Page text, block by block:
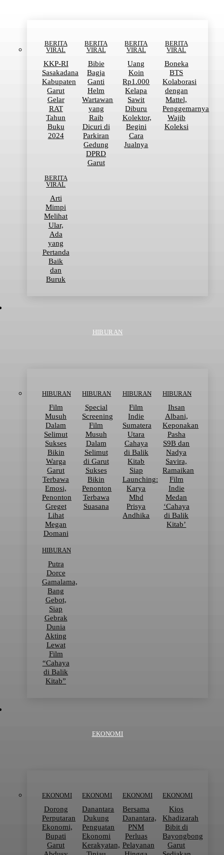
BERITA
VIRAL
KKP-RI
Sasakadana
Kabupaten
Garut
Gelar
RAT
Tahun
Buku
2024
BERITA
VIRAL
Bibie
Bagja
Ganti
Helm
Wartawan
yang
Raib
Dicuri di
Parkiran
Gedung
DPRD
Garut
BERITA
VIRAL
Uang
Koin
Rp1.000
Kelapa
Sawit
Diburu
Kolektor,
Begini
Cara
Jualnya
BERITA
VIRAL
Boneka
BTS
Kolaborasi
dengan
Mattel,
Penggemarnya
Wajib
Koleksi
BERITA
VIRAL
Arti
Mimpi
Melihat
Ular,
Ada
yang
Pertanda
Baik
dan
Buruk
HIBURAN
HIBURAN
Film
Musuh
Dalam
Selimut
Sukses
Bikin
Warga
Garut
Terbawa
Emosi,
Penonton
Greget
Lihat
Megan
Domani
HIBURAN
Special
Screening
Film
Musuh
Dalam
Selimut
di Garut
Sukses
Bikin
Penonton
Terbawa
Suasana
HIBURAN
Film
Indie
Sumatera
Utara
Cahaya
di Balik
Kitab
Siap
Launching:
Karya
Mhd
Prisya
Andhika
HIBURAN
Ihsan
Albani,
Keponakan
Pasha
S9B dan
Nadya
Savira,
Ramaikan
Film
Indie
Medan
‘Cahaya
di Balik
Kitab’
HIBURAN
Putra
Dorce
Gamalama,
Bang
Gebot,
Siap
Gebrak
Dunia
Akting
Lewat
Film
“Cahaya
di Balik
Kitab”
EKONOMI
EKONOMI
Dorong
Perputaran
Ekonomi,
Bupati
Garut
EKONOMI
Danantara
Dukung
Penguatan
Ekonomi
Kerakyatan,
EKONOMI
Bersama
Danantara,
PNM
Perluas
Pelayanan
EKONOMI
Kios
Khadizarah
Bibit di
Bayongbong
Garut